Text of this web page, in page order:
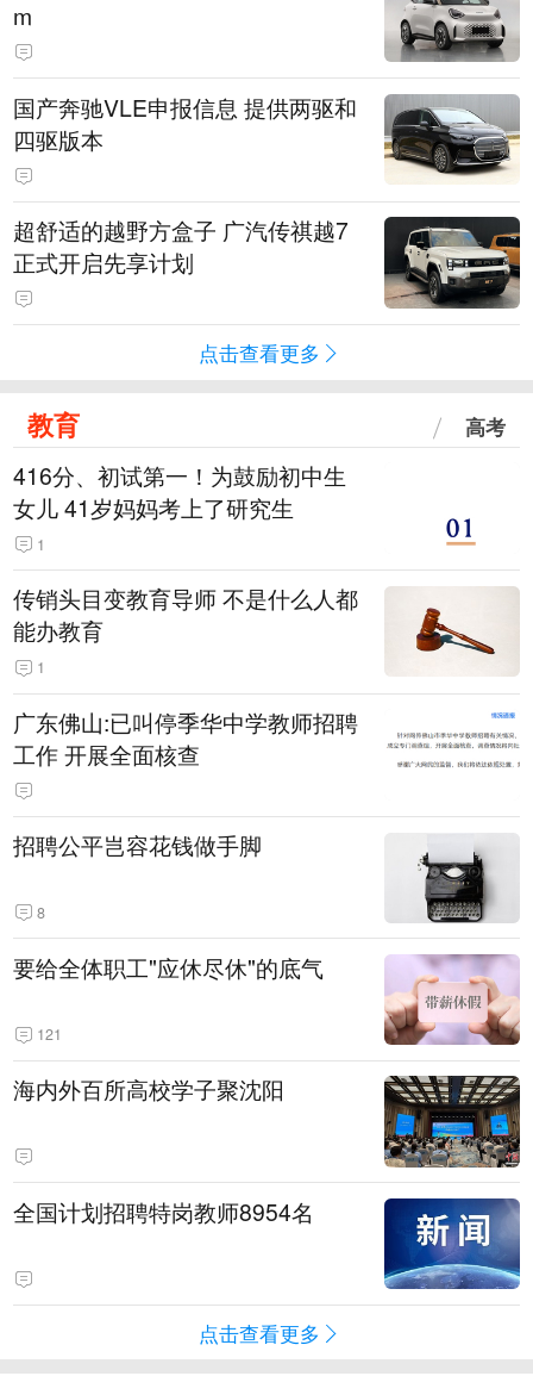
m
国产奔驰VLE申报信息 提供两驱和
四驱版本
超舒适的越野方盒子 广汽传祺越7
正式开启先享计划
点击查看更多
教育 高考
416分、初试第一！为鼓励初中生
女儿 41岁妈妈考上了研究生
1
传销头目变教育导师 不是什么人都
能办教育
1
广东佛山:已叫停季华中学教师招聘
工作 开展全面核查
招聘公平岂容花钱做手脚
8
要给全体职工"应休尽休"的底气
121
海内外百所高校学子聚沈阳
全国计划招聘特岗教师8954名
点击查看更多